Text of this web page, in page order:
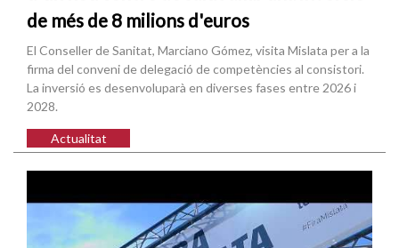
de més de 8 milions d'euros
El Conseller de Sanitat, Marciano Gómez, visita Mislata per a la
firma del conveni de delegació de competències al consistori.
La inversió es desenvoluparà en diverses fases entre 2026 i
2028.
Actualitat